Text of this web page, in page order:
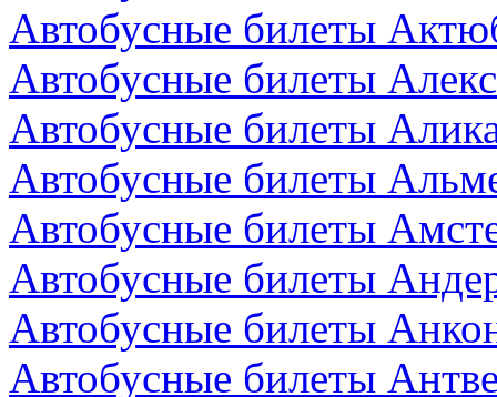
Автобусные билеты
Автобусные билеты
Автобусные билеты
Автобусные билеты
Автобусные билеты
Автобусные билеты
Автобусные билеты
Автобусные билеты